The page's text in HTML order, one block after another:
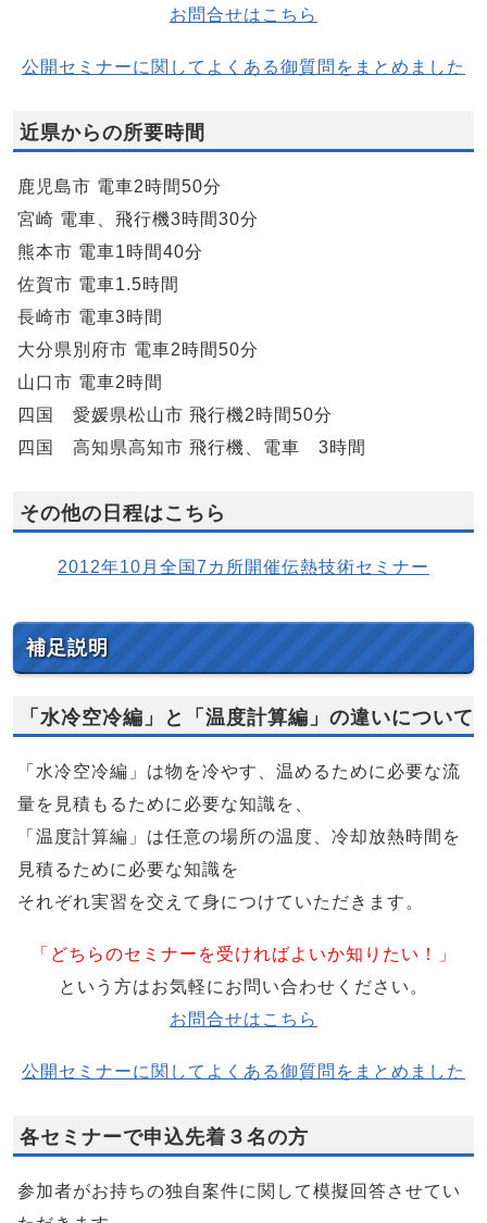
お問合せはこちら
公開セミナーに関してよくある御質問をまとめました
近県からの所要時間
鹿児島市 電車2時間50分
宮崎 電車、飛行機3時間30分
熊本市 電車1時間40分
佐賀市 電車1.5時間
長崎市 電車3時間
大分県別府市 電車2時間50分
山口市 電車2時間
四国 愛媛県松山市 飛行機2時間50分
四国 高知県高知市 飛行機、電車 3時間
その他の日程はこちら
2012年10月全国7カ所開催伝熱技術セミナー
補足説明
「水冷空冷編」と「温度計算編」の違いについて
「水冷空冷編」は物を冷やす、温めるために必要な流
量を見積もるために必要な知識を、
「温度計算編」は任意の場所の温度、冷却放熱時間を
見積るために必要な知識を
それぞれ実習を交えて身につけていただきます。
「どちらのセミナーを受ければよいか知りたい！」
という方はお気軽にお問い合わせください。
お問合せはこちら
公開セミナーに関してよくある御質問をまとめました
各セミナーで申込先着３名の方
参加者がお持ちの独自案件に関して模擬回答させてい